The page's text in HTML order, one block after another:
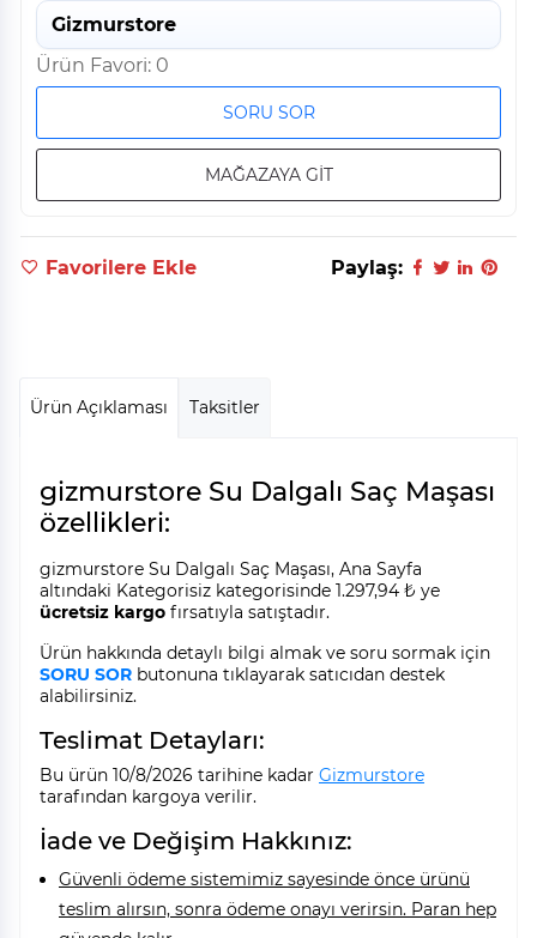
Gizmurstore
Ürün Favori: 0
SORU SOR
MAĞAZAYA GİT
Favorilere Ekle Paylaş:
Ürün Açıklaması Taksitler
gizmurstore Su Dalgalı Saç Maşası
özellikleri:
gizmurstore Su Dalgalı Saç Maşası, Ana Sayfa
altındaki Kategorisiz kategorisinde 1.297,94 ₺ ye
ücretsiz kargo fırsatıyla satıştadır.
Ürün hakkında detaylı bilgi almak ve soru sormak için
SORU SOR butonuna tıklayarak satıcıdan destek
alabilirsiniz.
Teslimat Detayları:
Bu ürün 10/8/2026 tarihine kadar Gizmurstore
tarafından kargoya verilir.
İade ve Değişim Hakkınız:
Güvenli ödeme sistemimiz sayesinde önce ürünü
teslim alırsın, sonra ödeme onayı verirsin. Paran hep